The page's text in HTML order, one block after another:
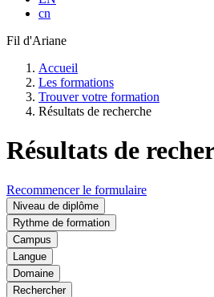
cn
Fil d'Ariane
Accueil
Les formations
Trouver votre formation
Résultats de recherche
Résultats de
Recommencer le formulaire
Niveau de diplôme
Rythme de formation
Campus
Langue
Domaine
Rechercher